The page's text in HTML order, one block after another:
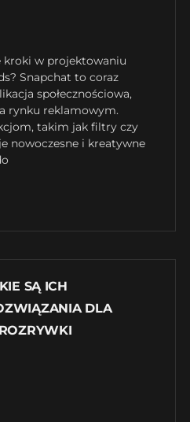
kroki w projektowaniu
Snapchat to coraz
społecznościowa,
rynku reklamowym.
takim jak filtry czy
nowoczesne i kreatywne
SĄ ICH
DLA